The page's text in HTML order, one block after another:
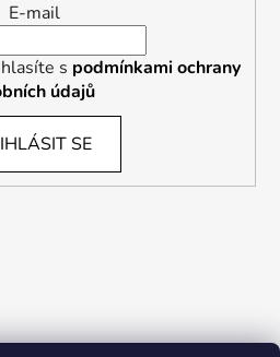
E-mail
s podmínkami ochrany
údajů
SE